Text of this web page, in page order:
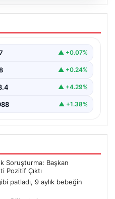
bomba gibi patladı,
yandı
▲ +0.07%
▲ +0.24%
▲ +4.29%
▲ +1.38%
Soruşturma: Başkan
Pozitif Çıktı
patladı, 9 aylık bebeğin